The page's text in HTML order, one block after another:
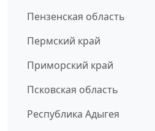
Пензенская область
Пермский край
Приморский край
Псковская область
Республика Адыгея